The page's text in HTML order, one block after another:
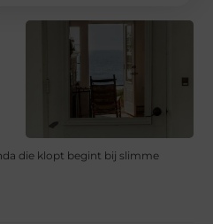
die klopt begint bij slimme